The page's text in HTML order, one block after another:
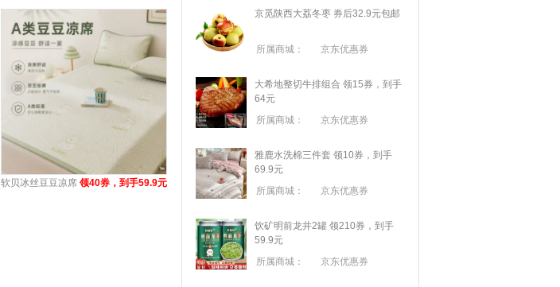
软贝冰丝豆豆凉席 领40券，到手59.9元
京觅陕西大荔冬枣 券后32.9元包邮
所属商城： 京东优惠券
大希地整切牛排组合 领15券，到手
64元
所属商城：
京东优惠券
雅鹿水洗棉三件套 领10券，到手
69.9元
所属商城：
京东优惠券
饮矿明前龙井2罐 领210券，到手
59.9元
所属商城：
京东优惠券